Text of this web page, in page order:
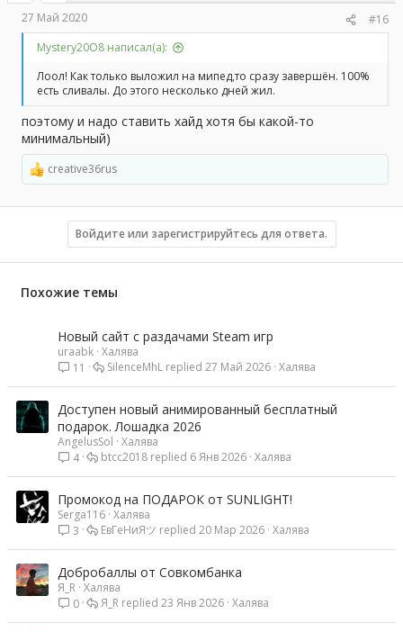
27 Май 2020
#16
Mystery20O8 написал(а):
Лоол! Как только выложил на мипед,то сразу завершён. 100%
есть сливалы. До этого несколько дней жил.
поэтому и надо ставить хайд хотя бы какой-то
минимальный)
Р
е
а
и
creative36rus
Войдите или зарегистрируйтесь для ответа.
Похожие темы
Новый сайт с раздачами Steam игр
uraabk Халява
11
Халява
27 Май 2026
SilenceMhL
Доступен новый анимированный бесплатный
подарок. Лошадка 2026
AngelusSol Халява
4
Халява
6 Янв 2026
btcc2018
Промокод на ПОДАРОК от SUNLIGHT!
Serga116 Халява
3
Халява
20 Мар 2026
ЕвГеНиЯツ
Добробаллы от Совкомбанка
Я_R Халява
0
Халява
23 Янв 2026
Я_R